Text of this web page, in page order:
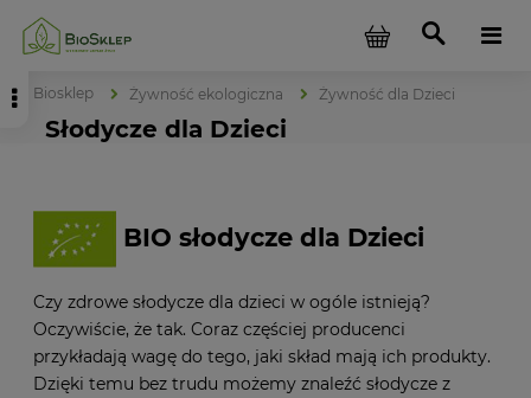
Biosklep Żywność ekologiczna Żywność dla Dzieci
Słodycze dla Dzieci
BIO słodycze dla Dzieci
Czy zdrowe słodycze dla dzieci w ogóle istnieją?
Oczywiście, że tak. Coraz częściej producenci
przykładają wagę do tego, jaki skład mają ich produkty.
Dzięki temu bez trudu możemy znaleźć słodycze z